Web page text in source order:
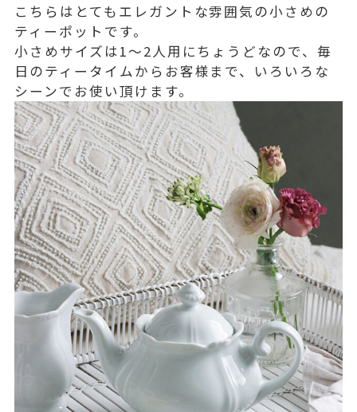
こちらはとてもエレガントな雰囲気の小さめの
ティーポットです。
小さめサイズは1～2人用にちょうどなので、毎
日のティータイムからお客様まで、いろいろな
シーンでお使い頂けます。